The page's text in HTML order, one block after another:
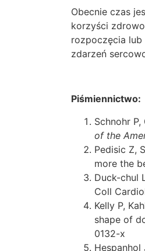
Obecnie czas
korzyści
rozpoczęcia
zdarzeń
Piśmiennictwo:
Schnohr
of the
Pedisic Z,
more the
Duck-chul
Coll
Kelly P,
shape of
0132-x
Hespanhol